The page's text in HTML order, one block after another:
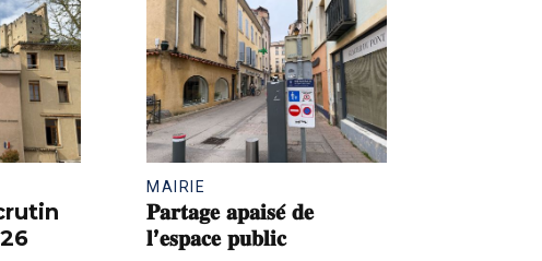
MAIRIE
𝐏𝐚𝐫𝐭𝐚𝐠𝐞 𝐚𝐩𝐚𝐢𝐬𝐞́ 𝐝𝐞
𝐥’𝐞𝐬𝐩𝐚𝐜𝐞 𝐩𝐮𝐛𝐥𝐢𝐜